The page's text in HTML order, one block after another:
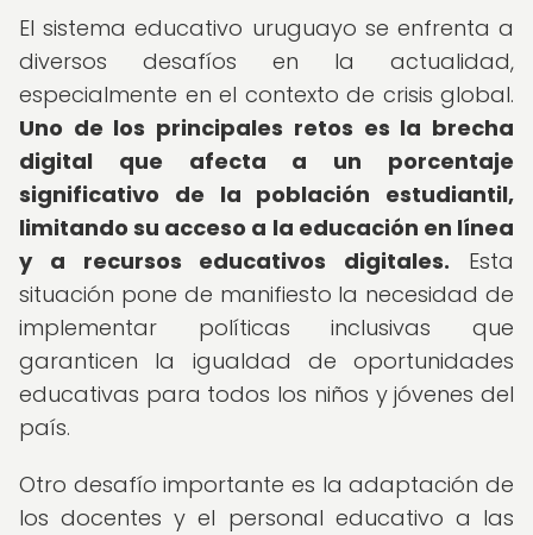
El sistema educativo uruguayo se enfrenta a
diversos desafíos en la actualidad,
especialmente en el contexto de crisis global.
Uno de los principales retos es la brecha
digital que afecta a un porcentaje
significativo de la población estudiantil,
limitando su acceso a la educación en línea
y a recursos educativos digitales. Esta
situación pone de manifiesto la necesidad de
implementar políticas inclusivas que
garanticen la igualdad de oportunidades
educativas para todos los niños y jóvenes del
país.
Otro desafío importante es la adaptación de
los docentes y el personal educativo a las